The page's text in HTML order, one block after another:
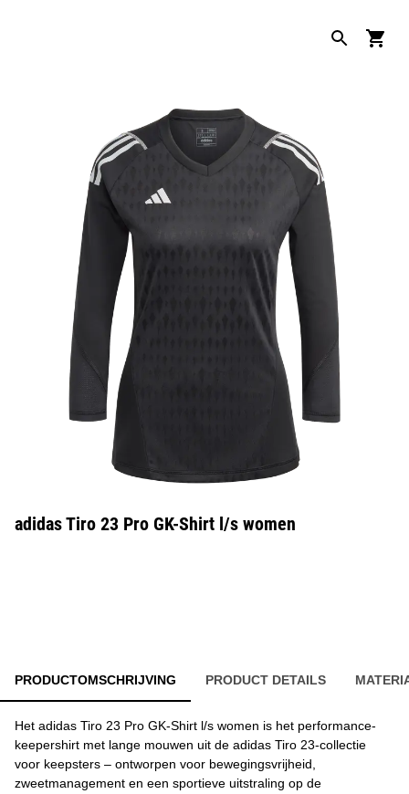
adidas Tiro 23 Pro GK-Shirt l/s women
PRODUCTOMSCHRIJVING PRODUCT DETAILS
Het adidas Tiro 23 Pro GK-Shirt l/s women is het performance-
keepershirt met lange mouwen uit de adidas Tiro 23-collectie
voor keepsters – ontworpen voor bewegingsvrijheid,
zweetmanagement en een sportieve uitstraling op de